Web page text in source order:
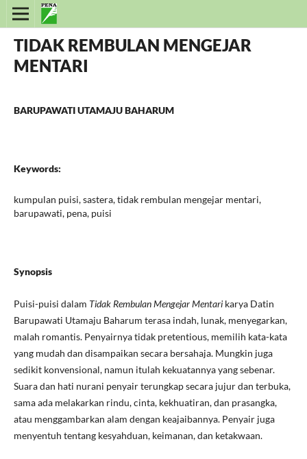
TIDAK REMBULAN MENGEJAR
MENTARI
BARUPAWATI UTAMAJU BAHARUM
Keywords:
kumpulan puisi, sastera, tidak rembulan mengejar mentari,
barupawati, pena, puisi
Synopsis
Puisi-puisi dalam Tidak Rembulan Mengejar Mentarikarya Datin
Barupawati Utamaju Baharum terasa indah, lunak, menyegarkan,
malah romantis. Penyairnya tidak pretentious, memilih kata-kata
yang mudah dan disampaikan secara bersahaja. Mungkin juga
sedikit konvensional, namun itulah kekuatannya yang sebenar.
Suara dan hati nurani penyair terungkap secara jujur dan terbuka,
sama ada melakarkan rindu, cinta, kekhuatiran, dan prasangka,
atau menggambarkan alam dengan keajaibannya. Penyair juga
menyentuh tentang kesyahduan, keimanan, dan ketakwaan.